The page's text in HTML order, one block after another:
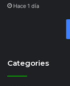
Hace 1 día
Categories